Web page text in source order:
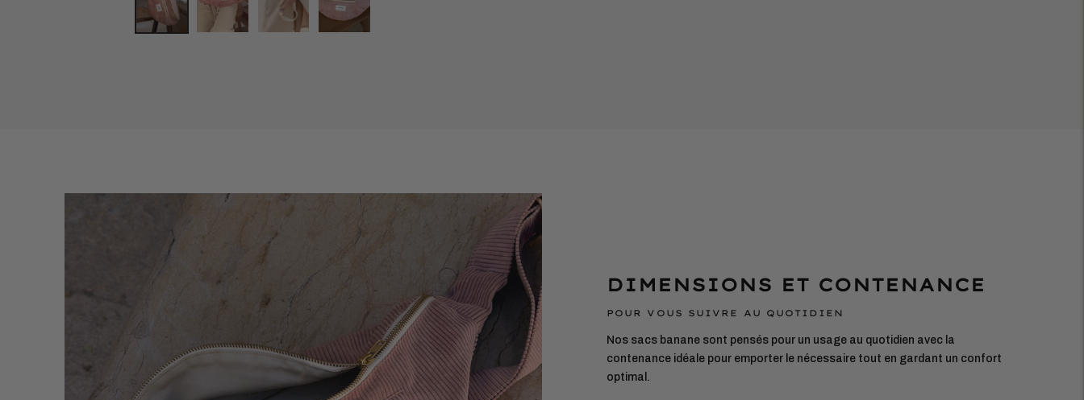
DIMENSIONS ET CONTENANCE
POUR VOUS SUIVRE AU QUOTIDIEN
Nos sacs banane sont pensés pour un usage au quotidien avec la
contenance idéale pour emporter le nécessaire tout en gardant un confort
optimal.